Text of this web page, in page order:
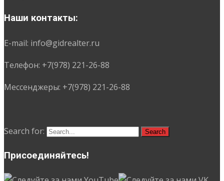
Наши контакты:
E-mail: info@gidrealter.ru
Телефон: +7(978) 221-26-88
Мессенджеры: +7(978) 221-26-88
Search for:
Присоединяйтесь!